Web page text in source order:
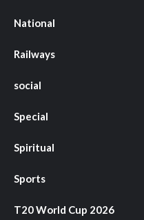
National
Railways
social
Special
Spiritual
Sports
T20 World Cup 2026